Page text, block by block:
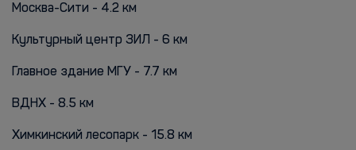
Москва-Сити - 4.2 км
Культурный центр ЗИЛ - 6 км
Главное здание МГУ - 7.7 км
ВДНХ - 8.5 км
Химкинский лесопарк - 15.8 км